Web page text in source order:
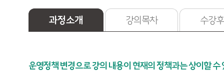
과정소개 강의목차 수강
운영정책 변경으로 강의 내용이 현재의 정책과는 상이할 수